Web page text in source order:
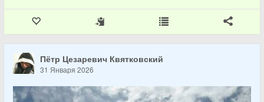
Пётр Цезаревич Квятковский
31 Января 2026